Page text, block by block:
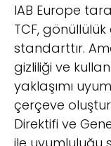
IAB Europe
TCF,
standarttır.
gizliliği ve
yaklaşımı
çerçeve
Direktifi ve